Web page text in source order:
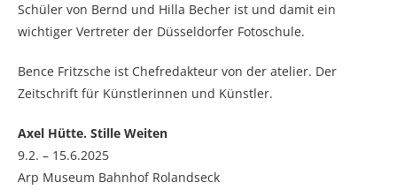
Schüler von Bernd und Hilla Becher ist und damit ein
wichtiger Vertreter der Düsseldorfer Fotoschule.
Bence Fritzsche ist Chefredakteur von der atelier. Der
Zeitschrift für Künstlerinnen und Künstler.
Axel Hütte. Stille Weiten
9.2. – 15.6.2025
Arp Museum Bahnhof Rolandseck